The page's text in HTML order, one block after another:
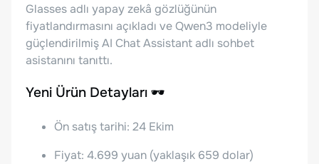
Glasses adlı yapay zekâ gözlüğünün
fiyatlandırmasını açıkladı ve Qwen3 modeliyle
güçlendirilmiş AI Chat Assistant adlı sohbet
asistanını tanıttı.
Yeni Ürün Detayları 🕶️
Ön satış tarihi: 24 Ekim
Fiyat: 4.699 yuan (yaklaşık 659 dolar)